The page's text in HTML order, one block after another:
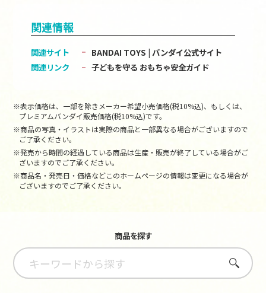
関連情報
関連サイト
BANDAI TOYS | バンダイ公式サイト
関連リンク
子どもを守る おもちゃ安全ガイド
※表示価格は、一部を除きメーカー希望小売価格(税10%込)、もしくは、
プレミアムバンダイ販売価格(税10%込)です。
※商品の写真・イラストは実際の商品と一部異なる場合がございますので
ご了承ください。
※発売から時間の経過している商品は生産・販売が終了している場合がご
ざいますのでご了承ください。
※商品名・発売日・価格などこのホームページの情報は変更になる場合が
ございますのでご了承ください。
商品を探す
さがす